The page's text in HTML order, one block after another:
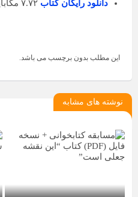
دانلود رایگان کتاب
این مطلب بدون برچسب می باشد.
نوشته های مشابه